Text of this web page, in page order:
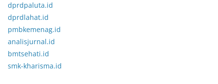
dprdpaluta.id
dprdlahat.id
pmbkemenag.id
analisjurnal.id
bmtsehati.id
smk-kharisma.id